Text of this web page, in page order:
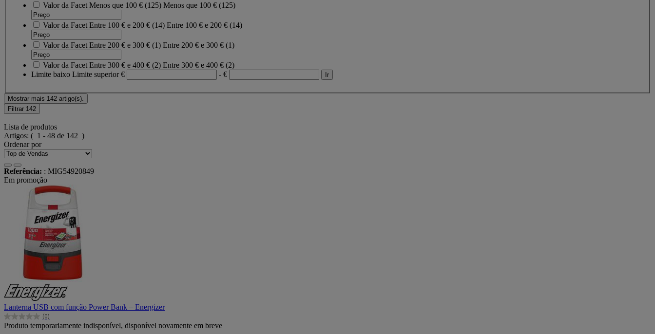
Valor da Facet Menos que 100 € (125) Menos que 100 € (125)
Valor da Facet Entre 100 € e 200 € (14) Entre 100 € e 200 € (14)
Valor da Facet Entre 200 € e 300 € (1) Entre 200 € e 300 € (1)
Valor da Facet Entre 300 € e 400 € (2) Entre 300 € e 400 € (2)
Limite baixo Limite superior€ - €
Mostrar mais 142 artigo(s).
Filtrar 142
Lista de produtos
Artigos: ( 1 - 48 de 142 )
Ordenar por
Referência: : MIG54920849
Em promoção
Lanterna USB com função Power Bank – Energizer
(0)
0.0
em
Produto temporariamente indisponível, disponível novamente em breve